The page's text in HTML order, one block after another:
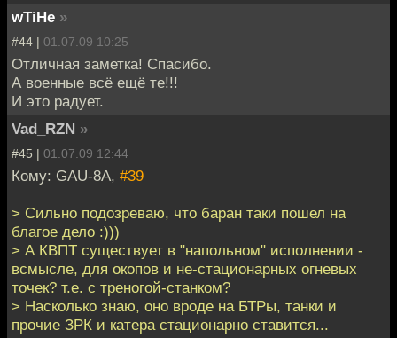
wTiHe »
#44 | 01.07.09 10:25
Отличная заметка! Спасибо.
А военные всё ещё те!!!
И это радует.
Vad_RZN »
#45 | 01.07.09 12:44
Кому: GAU-8A, #39
> Сильно подозреваю, что баран таки пошел на
благое дело :)))
> А КВПТ существует в "напольном" исполнении -
всмысле, для окопов и не-стационарных огневых
точек? т.е. с треногой-станком?
> Насколько знаю, оно вроде на БТРы, танки и
прочие ЗРК и катера стационарно ставится...